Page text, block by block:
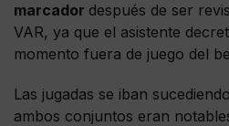
marcador después de ser
VAR, ya que el asistente
momento fuera de juego del
Las jugadas se iban
ambos conjuntos eran